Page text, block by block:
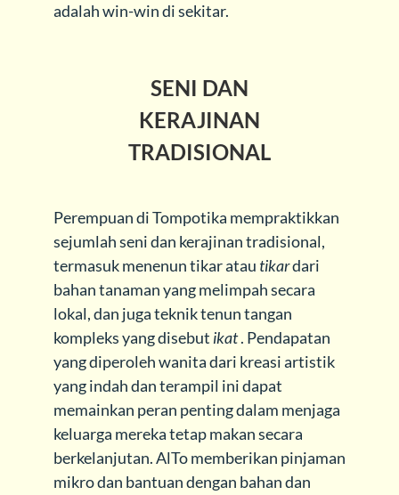
adalah win-win di sekitar.
SENI DAN
KERAJINAN
TRADISIONAL
Perempuan di Tompotika mempraktikkan
sejumlah seni dan kerajinan tradisional,
termasuk menenun tikar atau tikardari
bahan tanaman yang melimpah secara
lokal, dan juga teknik tenun tangan
kompleks yang disebut ikat. Pendapatan
yang diperoleh wanita dari kreasi artistik
yang indah dan terampil ini dapat
memainkan peran penting dalam menjaga
keluarga mereka tetap makan secara
berkelanjutan. AlTo memberikan pinjaman
mikro dan bantuan dengan bahan dan